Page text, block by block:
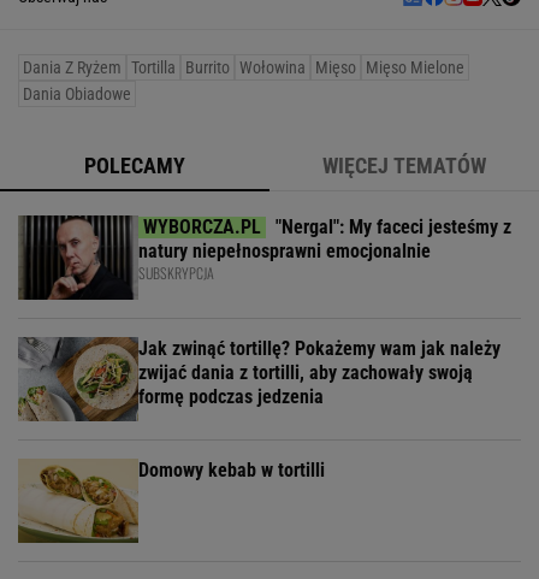
Dania Z Ryżem Tortilla Burrito Wołowina Mięso Mięso Mielone
Dania Obiadowe
POLECAMY WIĘCEJ TEMATÓW
"Nergal": My faceci jesteśmy z
natury niepełnosprawni emocjonalnie
SUBSKRYPCJA
Jak zwinąć tortillę? Pokażemy wam jak należy
zwijać dania z tortilli, aby zachowały swoją
formę podczas jedzenia
Domowy kebab w tortilli